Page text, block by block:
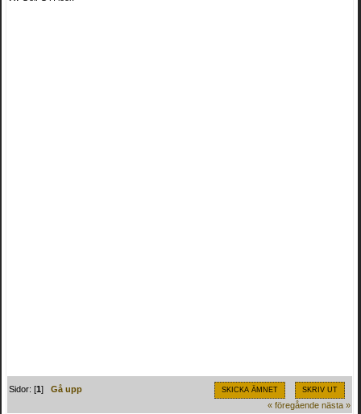
SKICKA ÄMNET SKRIV UT
Sidor: [1]Gå upp
« föregående nästa »